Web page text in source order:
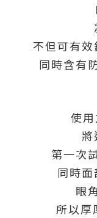
不但可有
同時含有
使
將
第一次
同時
眼
所以厚